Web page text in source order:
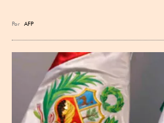
Por AFP